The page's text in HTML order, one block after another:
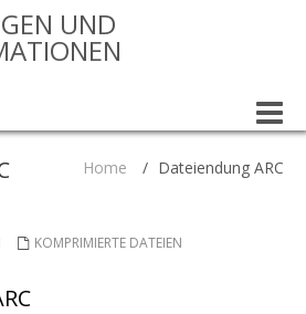
UND
Toggle
Home / Dateiendung ARC
KOMPRIMIERTE DATEIEN